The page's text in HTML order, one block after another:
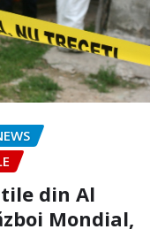
din Al
Mondial,